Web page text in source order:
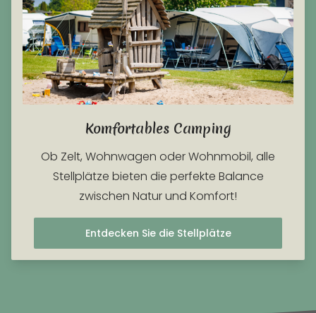
Komfortables Camping
Ob Zelt, Wohnwagen oder Wohnmobil, alle
Stellplätze bieten die perfekte Balance
zwischen Natur und Komfort!
Entdecken Sie die Stellplätze